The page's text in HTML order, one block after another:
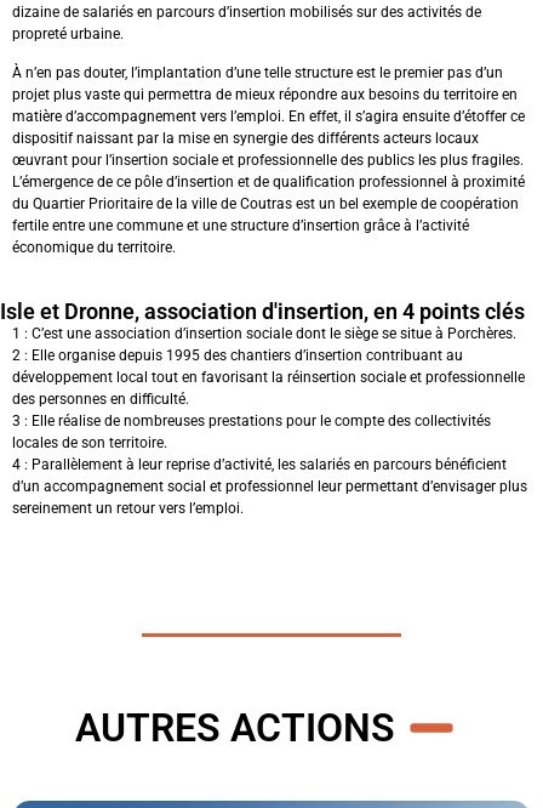
dizaine de salariés en parcours d’insertion mobilisés sur des activités de
propreté urbaine.
À n’en pas douter, l’implantation d’une telle structure est le premier pas d’un
projet plus vaste qui permettra de mieux répondre aux besoins du territoire en
matière d’accompagnement vers l’emploi. En effet, il s’agira ensuite d’étoffer ce
dispositif naissant par la mise en synergie des différents acteurs locaux
œuvrant pour l’insertion sociale et professionnelle des publics les plus fragiles.
L’émergence de ce pôle d’insertion et de qualification professionnel à proximité
du Quartier Prioritaire de la ville de Coutras est un bel exemple de coopération
fertile entre une commune et une structure d’insertion grâce à l’activité
économique du territoire.
Isle et Dronne, association d'insertion, en 4 points clés
1 : C’est une association d’insertion sociale dont le siège se situe à Porchères.
2 : Elle organise depuis 1995 des chantiers d’insertion contribuant au
développement local tout en favorisant la réinsertion sociale et professionnelle
des personnes en difficulté.
3 : Elle réalise de nombreuses prestations pour le compte des collectivités
locales de son territoire.
4 : Parallèlement à leur reprise d’activité, les salariés en parcours bénéficient
d’un accompagnement social et professionnel leur permettant d’envisager plus
sereinement un retour vers l’emploi.
AUTRES ACTIONS